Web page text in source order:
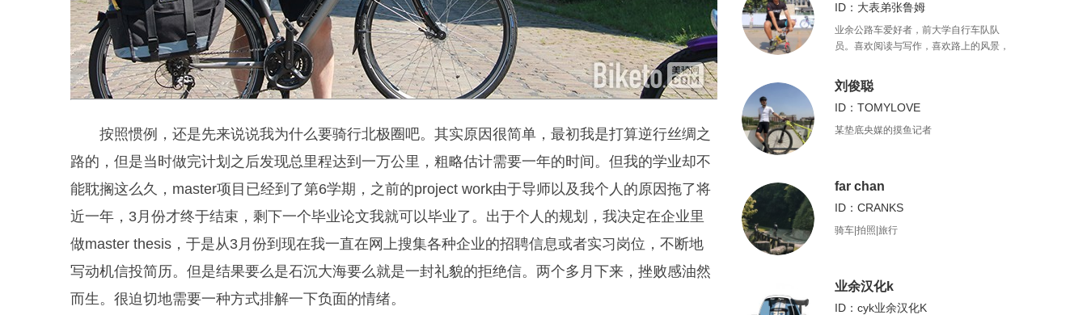
按照惯例，还是先来说说我为什么要骑行北极圈吧。其实原因很简单，最初我是打算逆行丝绸之
路的，但是当时做完计划之后发现总里程达到一万公里，粗略估计需要一年的时间。但我的学业却不
能耽搁这么久，master项目已经到了第6学期，之前的project work由于导师以及我个人的原因拖了将
近一年，3月份才终于结束，剩下一个毕业论文我就可以毕业了。出于个人的规划，我决定在企业里
做master thesis，于是从3月份到现在我一直在网上搜集各种企业的招聘信息或者实习岗位，不断地
写动机信投简历。但是结果要么是石沉大海要么就是一封礼貌的拒绝信。两个多月下来，挫败感油然
而生。很迫切地需要一种方式排解一下负面的情绪。
ID：大表弟张鲁姆
业余公路车爱好者，前大学自行车队队
员。喜欢阅读与写作，喜欢路上的风景，
刘俊聪
ID：TOMYLOVE
某垫底央媒的摸鱼记者
far chan
ID：CRANKS
骑车|拍照|旅行
业余汉化k
ID：cyk业余汉化K